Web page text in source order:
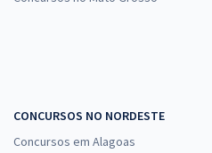
CONCURSOS NO NORDESTE
Concursos em Alagoas